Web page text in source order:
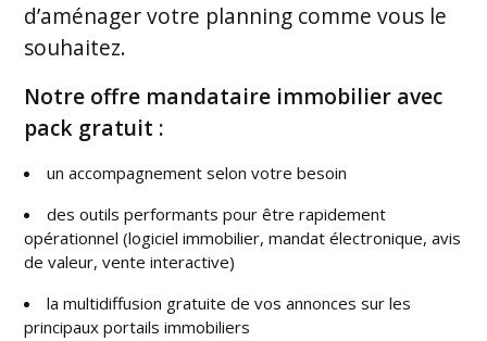
d’aménager votre planning comme vous le
souhaitez.
Notre offre mandataire immobilier avec
pack gratuit :
un accompagnement selon votre besoin
des outils performants pour être rapidement
opérationnel (logiciel immobilier, mandat électronique, avis
de valeur, vente interactive)
la multidiffusion gratuite de vos annonces sur les
principaux portails immobiliers